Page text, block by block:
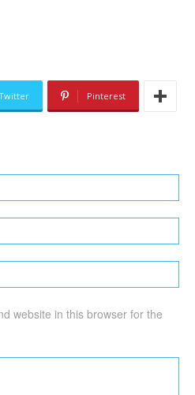
Pinterest
website in this browser for the